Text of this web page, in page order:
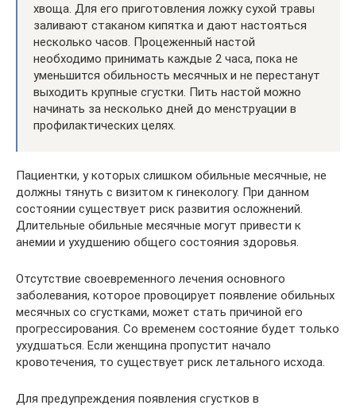
хвоща. Для его приготовления ложку сухой травы
заливают стаканом кипятка и дают настояться
несколько часов. Процеженный настой
необходимо принимать каждые 2 часа, пока не
уменьшится обильность месячных и не перестанут
выходить крупные сгустки. Пить настой можно
начинать за несколько дней до менструации в
профилактических целях.
Пациентки, у которых слишком обильные месячные, не
должны тянуть с визитом к гинекологу. При данном
состоянии существует риск развития осложнений.
Длительные обильные месячные могут привести к
анемии и ухудшению общего состояния здоровья.
Отсутствие своевременного лечения основного
заболевания, которое провоцирует появление обильных
месячных со сгустками, может стать причиной его
прогрессирования. Со временем состояние будет только
ухудшаться. Если женщина пропустит начало
кровотечения, то существует риск летального исхода.
Для предупреждения появления сгустков в